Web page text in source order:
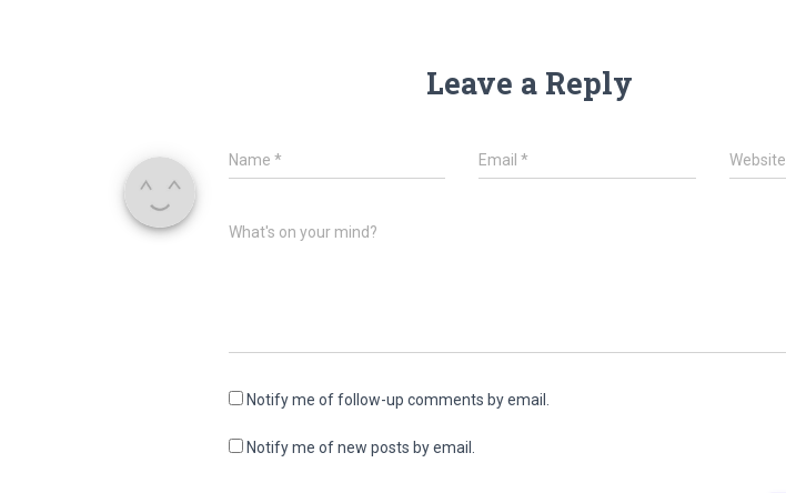
Leave a Reply
Name * Email* Website
What's on your mind?
Notify me of follow-up comments by email.
Notify me of new posts by email.